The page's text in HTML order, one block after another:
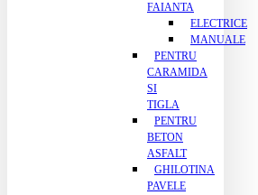
FAIANTA
ELECTRICE
MANUALE
PENTRU
CARAMIDA
SI
TIGLA
PENTRU
BETON
ASFALT
GHILOTINA
PAVELE